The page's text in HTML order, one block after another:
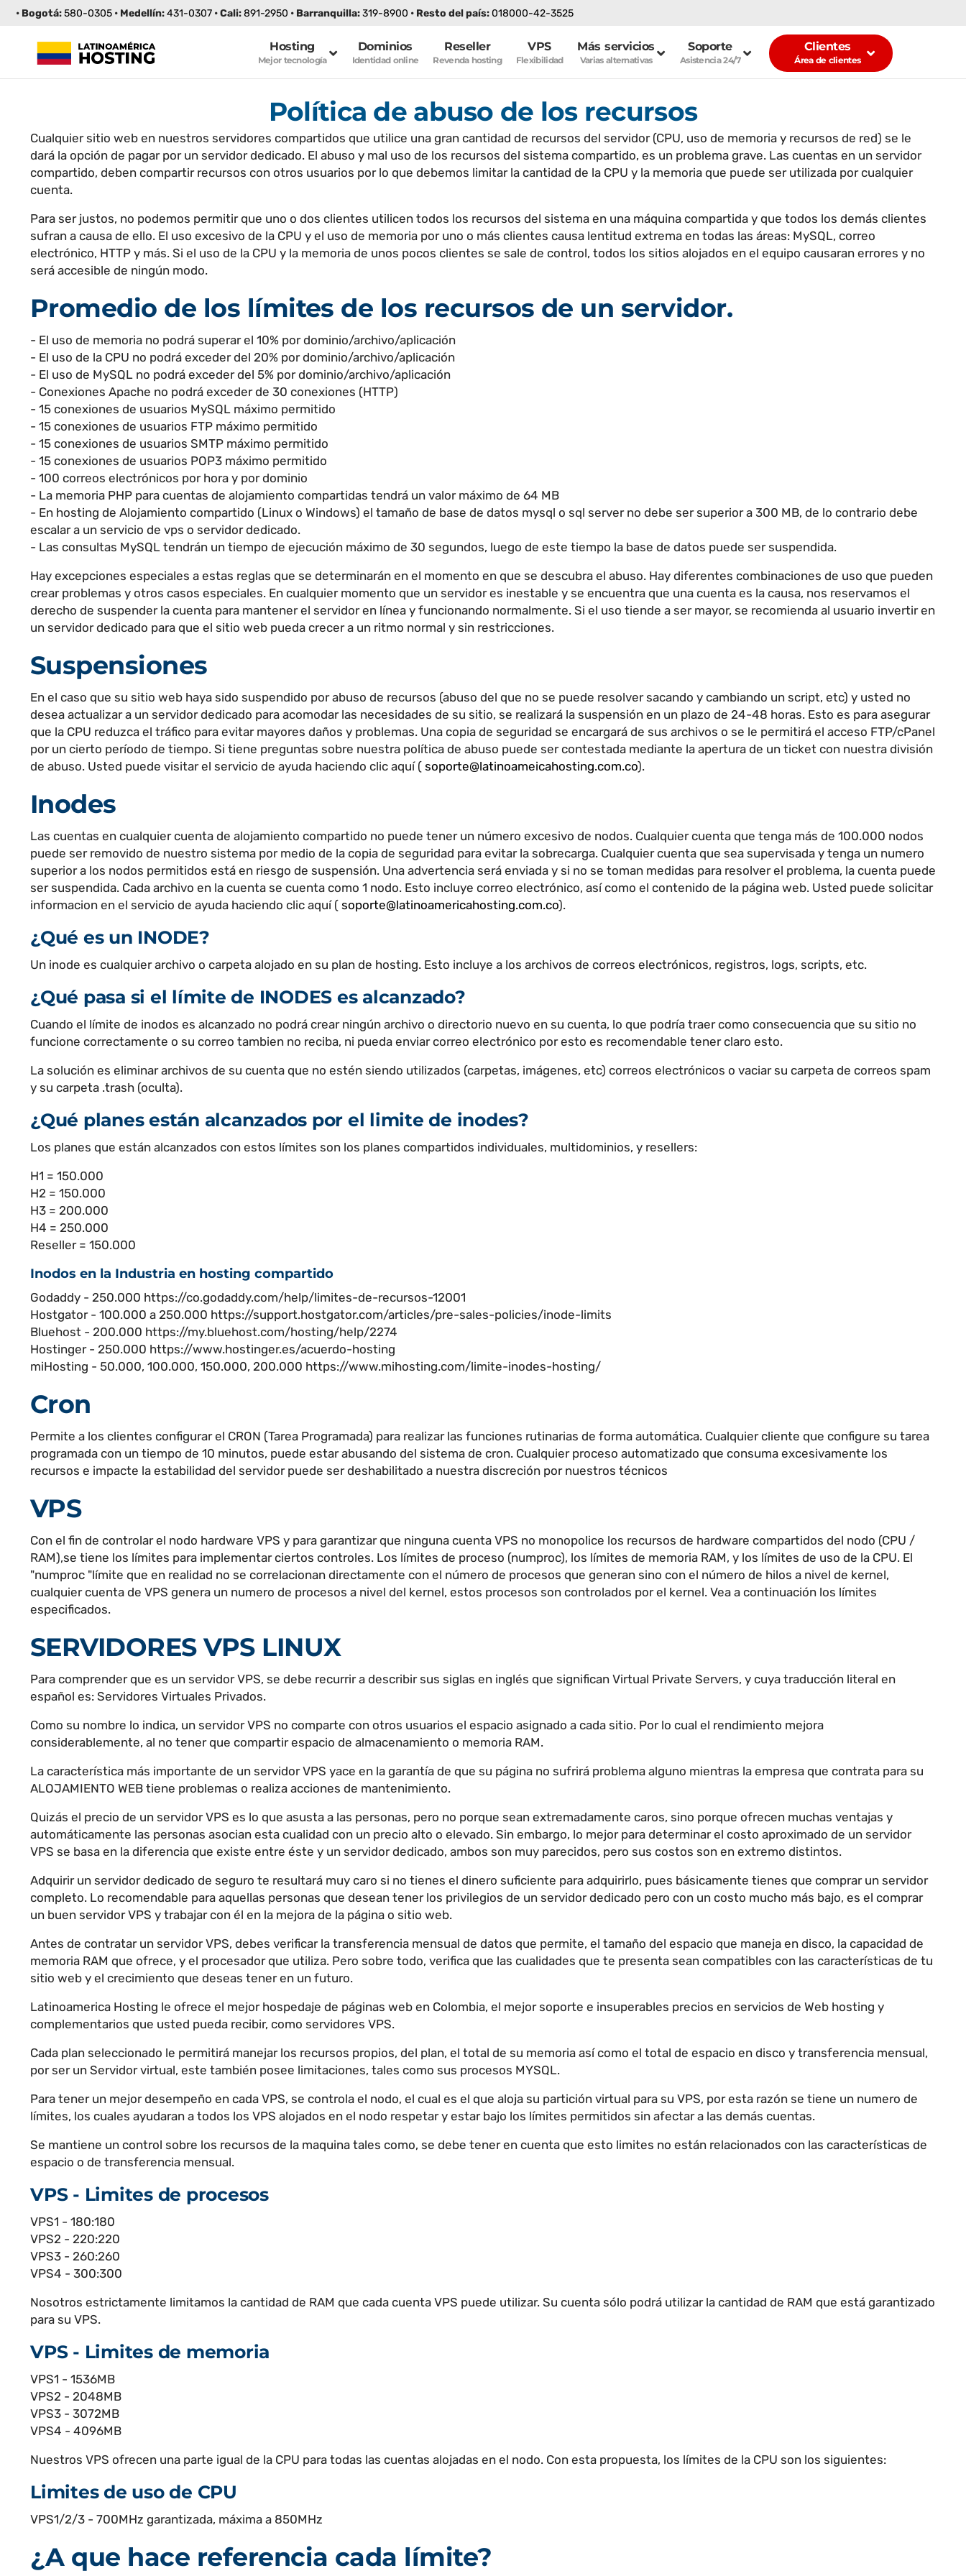
• Bogotá:580-0305 • Medellín:431-0307 • Cali:891-2950 • Barranquilla:319-8900 • Resto del país:018000-42-3525
Hosting
Mejor tecnología
Dominios
Identidad online
Reseller–
Revenda hosting
VPS–
Flexibilidad
Más servicios
Varias alternativas
Soporte–
Asistencia 24/7
Clientes
Área de clientes
Política de abuso de los recursos
Cualquier sitio web en nuestros servidores compartidos que utilice una gran cantidad de recursos del servidor (CPU, uso de memoria y recursos de red) se le
dará la opción de pagar por un servidor dedicado. El abuso y mal uso de los recursos del sistema compartido, es un problema grave. Las cuentas en un servidor
compartido, deben compartir recursos con otros usuarios por lo que debemos limitar la cantidad de la CPU y la memoria que puede ser utilizada por cualquier
cuenta.
Para ser justos, no podemos permitir que uno o dos clientes utilicen todos los recursos del sistema en una máquina compartida y que todos los demás clientes
sufran a causa de ello. El uso excesivo de la CPU y el uso de memoria por uno o más clientes causa lentitud extrema en todas las áreas: MySQL, correo
electrónico, HTTP y más. Si el uso de la CPU y la memoria de unos pocos clientes se sale de control, todos los sitios alojados en el equipo causaran errores y no
será accesible de ningún modo.
Promedio de los límites de los recursos de un servidor.
- El uso de memoria no podrá superar el 10% por dominio/archivo/aplicación
- El uso de la CPU no podrá exceder del 20% por dominio/archivo/aplicación
- El uso de MySQL no podrá exceder del 5% por dominio/archivo/aplicación
- Conexiones Apache no podrá exceder de 30 conexiones (HTTP)
- 15 conexiones de usuarios MySQL máximo permitido
- 15 conexiones de usuarios FTP máximo permitido
- 15 conexiones de usuarios SMTP máximo permitido
- 15 conexiones de usuarios POP3 máximo permitido
- 100 correos electrónicos por hora y por dominio
- La memoria PHP para cuentas de alojamiento compartidas tendrá un valor máximo de 64 MB
- En hosting de Alojamiento compartido (Linux o Windows) el tamaño de base de datos mysql o sql server no debe ser superior a 300 MB, de lo contrario debe
escalar a un servicio de vps o servidor dedicado.
- Las consultas MySQL tendrán un tiempo de ejecución máximo de 30 segundos, luego de este tiempo la base de datos puede ser suspendida.
Hay excepciones especiales a estas reglas que se determinarán en el momento en que se descubra el abuso. Hay diferentes combinaciones de uso que pueden
crear problemas y otros casos especiales. En cualquier momento que un servidor es inestable y se encuentra que una cuenta es la causa, nos reservamos el
derecho de suspender la cuenta para mantener el servidor en línea y funcionando normalmente. Si el uso tiende a ser mayor, se recomienda al usuario invertir en
un servidor dedicado para que el sitio web pueda crecer a un ritmo normal y sin restricciones.
Suspensiones
En el caso que su sitio web haya sido suspendido por abuso de recursos (abuso del que no se puede resolver sacando y cambiando un script, etc) y usted no
desea actualizar a un servidor dedicado para acomodar las necesidades de su sitio, se realizará la suspensión en un plazo de 24-48 horas. Esto es para asegurar
que la CPU reduzca el tráfico para evitar mayores daños y problemas. Una copia de seguridad se encargará de sus archivos o se le permitirá el acceso FTP/cPanel
por un cierto período de tiempo. Si tiene preguntas sobre nuestra política de abuso puede ser contestada mediante la apertura de un ticket con nuestra división
de abuso. Usted puede visitar el servicio de ayuda haciendo clic aquí ( soporte@latinoameicahosting.com.co).
Inodes
Las cuentas en cualquier cuenta de alojamiento compartido no puede tener un número excesivo de nodos. Cualquier cuenta que tenga más de 100.000 nodos
puede ser removido de nuestro sistema por medio de la copia de seguridad para evitar la sobrecarga. Cualquier cuenta que sea supervisada y tenga un numero
superior a los nodos permitidos está en riesgo de suspensión. Una advertencia será enviada y si no se toman medidas para resolver el problema, la cuenta puede
ser suspendida. Cada archivo en la cuenta se cuenta como 1 nodo. Esto incluye correo electrónico, así como el contenido de la página web. Usted puede solicitar
informacion en el servicio de ayuda haciendo clic aquí ( soporte@latinoamericahosting.com.co).
¿Qué es un INODE?
Un inode es cualquier archivo o carpeta alojado en su plan de hosting. Esto incluye a los archivos de correos electrónicos, registros, logs, scripts, etc.
¿Qué pasa si el límite de INODES es alcanzado?
Cuando el límite de inodos es alcanzado no podrá crear ningún archivo o directorio nuevo en su cuenta, lo que podría traer como consecuencia que su sitio no
funcione correctamente o su correo tambien no reciba, ni pueda enviar correo electrónico por esto es recomendable tener claro esto.
La solución es eliminar archivos de su cuenta que no estén siendo utilizados (carpetas, imágenes, etc) correos electrónicos o vaciar su carpeta de correos spam
y su carpeta .trash (oculta).
¿Qué planes están alcanzados por el limite de inodes?
Los planes que están alcanzados con estos límites son los planes compartidos individuales, multidominios, y resellers:
H1 = 150.000
H2 = 150.000
H3 = 200.000
H4 = 250.000
Reseller = 150.000
Inodos en la Industria en hosting compartido
Godaddy - 250.000 https://co.godaddy.com/help/limites-de-recursos-12001
Hostgator - 100.000 a 250.000 https://support.hostgator.com/articles/pre-sales-policies/inode-limits
Bluehost - 200.000 https://my.bluehost.com/hosting/help/2274
Hostinger - 250.000 https://www.hostinger.es/acuerdo-hosting
miHosting - 50.000, 100.000, 150.000, 200.000 https://www.mihosting.com/limite-inodes-hosting/
Cron
Permite a los clientes configurar el CRON (Tarea Programada) para realizar las funciones rutinarias de forma automática. Cualquier cliente que configure su tarea
programada con un tiempo de 10 minutos, puede estar abusando del sistema de cron. Cualquier proceso automatizado que consuma excesivamente los
recursos e impacte la estabilidad del servidor puede ser deshabilitado a nuestra discreción por nuestros técnicos
VPS
Con el fin de controlar el nodo hardware VPS y para garantizar que ninguna cuenta VPS no monopolice los recursos de hardware compartidos del nodo (CPU /
RAM),se tiene los límites para implementar ciertos controles. Los límites de proceso (numproc), los límites de memoria RAM, y los límites de uso de la CPU. El
"numproc "límite que en realidad no se correlacionan directamente con el número de procesos que generan sino con el número de hilos a nivel de kernel,
cualquier cuenta de VPS genera un numero de procesos a nivel del kernel, estos procesos son controlados por el kernel. Vea a continuación los límites
especificados.
SERVIDORES VPS LINUX
Para comprender que es un servidor VPS, se debe recurrir a describir sus siglas en inglés que significan Virtual Private Servers, y cuya traducción literal en
español es: Servidores Virtuales Privados.
Como su nombre lo indica, un servidor VPS no comparte con otros usuarios el espacio asignado a cada sitio. Por lo cual el rendimiento mejora
considerablemente, al no tener que compartir espacio de almacenamiento o memoria RAM.
La característica más importante de un servidor VPS yace en la garantía de que su página no sufrirá problema alguno mientras la empresa que contrata para su
ALOJAMIENTO WEB tiene problemas o realiza acciones de mantenimiento.
Quizás el precio de un servidor VPS es lo que asusta a las personas, pero no porque sean extremadamente caros, sino porque ofrecen muchas ventajas y
automáticamente las personas asocian esta cualidad con un precio alto o elevado. Sin embargo, lo mejor para determinar el costo aproximado de un servidor
VPS se basa en la diferencia que existe entre éste y un servidor dedicado, ambos son muy parecidos, pero sus costos son en extremo distintos.
Adquirir un servidor dedicado de seguro te resultará muy caro si no tienes el dinero suficiente para adquirirlo, pues básicamente tienes que comprar un servidor
completo. Lo recomendable para aquellas personas que desean tener los privilegios de un servidor dedicado pero con un costo mucho más bajo, es el comprar
un buen servidor VPS y trabajar con él en la mejora de la página o sitio web.
Antes de contratar un servidor VPS, debes verificar la transferencia mensual de datos que permite, el tamaño del espacio que maneja en disco, la capacidad de
memoria RAM que ofrece, y el procesador que utiliza. Pero sobre todo, verifica que las cualidades que te presenta sean compatibles con las características de tu
sitio web y el crecimiento que deseas tener en un futuro.
Latinoamerica Hosting le ofrece el mejor hospedaje de páginas web en Colombia, el mejor soporte e insuperables precios en servicios de Web hosting y
complementarios que usted pueda recibir, como servidores VPS.
Cada plan seleccionado le permitirá manejar los recursos propios, del plan, el total de su memoria así como el total de espacio en disco y transferencia mensual,
por ser un Servidor virtual, este también posee limitaciones, tales como sus procesos MYSQL.
Para tener un mejor desempeño en cada VPS, se controla el nodo, el cual es el que aloja su partición virtual para su VPS, por esta razón se tiene un numero de
límites, los cuales ayudaran a todos los VPS alojados en el nodo respetar y estar bajo los límites permitidos sin afectar a las demás cuentas.
Se mantiene un control sobre los recursos de la maquina tales como, se debe tener en cuenta que esto limites no están relacionados con las características de
espacio o de transferencia mensual.
VPS - Limites de procesos
VPS1 - 180:180
VPS2 - 220:220
VPS3 - 260:260
VPS4 - 300:300
Nosotros estrictamente limitamos la cantidad de RAM que cada cuenta VPS puede utilizar. Su cuenta sólo podrá utilizar la cantidad de RAM que está garantizado
para su VPS.
VPS - Limites de memoria
VPS1 - 1536MB
VPS2 - 2048MB
VPS3 - 3072MB
VPS4 - 4096MB
Nuestros VPS ofrecen una parte igual de la CPU para todas las cuentas alojadas en el nodo. Con esta propuesta, los límites de la CPU son los siguientes:
Limites de uso de CPU
VPS1/2/3 - 700MHz garantizada, máxima a 850MHz
¿A que hace referencia cada límite?